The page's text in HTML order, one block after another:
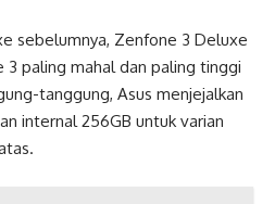
sebelumnya, Zenfone 3 Deluxe
3 paling mahal dan paling tinggi
tanggung, Asus menjejalkan
internal 256GB untuk varian